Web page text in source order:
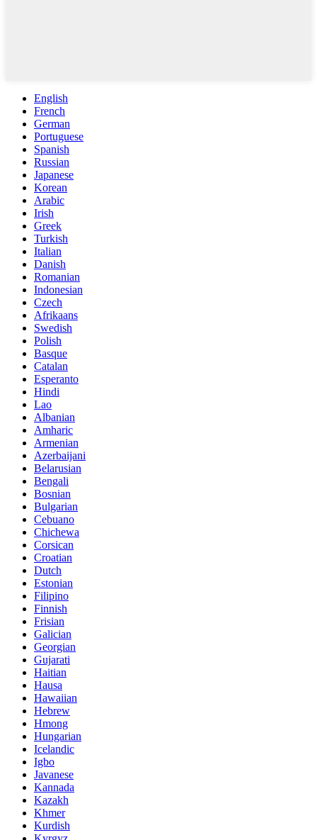
English
French
German
Portuguese
Spanish
Russian
Japanese
Korean
Arabic
Irish
Greek
Turkish
Italian
Danish
Romanian
Indonesian
Czech
Afrikaans
Swedish
Polish
Basque
Catalan
Esperanto
Hindi
Lao
Albanian
Amharic
Armenian
Azerbaijani
Belarusian
Bengali
Bosnian
Bulgarian
Cebuano
Chichewa
Corsican
Croatian
Dutch
Estonian
Filipino
Finnish
Frisian
Galician
Georgian
Gujarati
Haitian
Hausa
Hawaiian
Hebrew
Hmong
Hungarian
Icelandic
Igbo
Javanese
Kannada
Kazakh
Khmer
Kurdish